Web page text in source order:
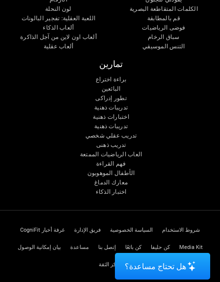
الكلمات المتقاطعة البصرية
قم بالمطابقة
فوضى الرياضيات
سباق الرخام
التنس الموسيقي
لون النحلة
اللعبة العقلية: تفجير البالونات
ألعاب الذكاء
ألعاب اون لاين من آجل الذاكرة
ألعاب عقلية
تمارين
براءة اختراع
البائعين
تطور إدراكى
تدريبات ذهنية
اختبارات ذهنية
تدريبات ذهنية
تدريب عقلي شخصي
تدريب ذهنى
العاب الرياضيات الممتعة
فهم القراءة
الأطفال الموهوبون
معارك الدماغ
اختبار الذكاء
شروط الاستخدام السياسة الخصوصية فريق الإدارة غرفة أخبار CogniFit
Media Kit كن حليفا كن بائعًا إتصل بنا مساعدة بيان إمكانية الوصول
مركز الثقة هل تحتاج مساعدة؟